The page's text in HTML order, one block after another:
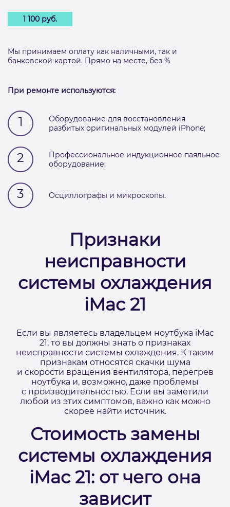
1 100 руб.
Мы принимаем оплату как наличными, так и
банковской картой. Прямо на месте, без %
При ремонте используются:
1
Оборудование для восстановления
разбитых оригинальных модулей iPhone;
2
Профессиональное индукционное паяльное
оборудование;
3 Осциллографы и микроскопы.
Признаки
неисправности
системы охлаждения
iMac 21
Если вы являетесь владельцем ноутбука iMac
21, то вы должны знать о признаках
неисправности системы охлаждения. К таким
признакам относятся скачки шума
и скорости вращения вентилятора, перегрев
ноутбука и, возможно, даже проблемы
с производительностью. Если вы заметили
любой из этих симптомов, важно как можно
скорее найти источник.
Стоимость замены
системы охлаждения
iMac 21: от чего она
зависит